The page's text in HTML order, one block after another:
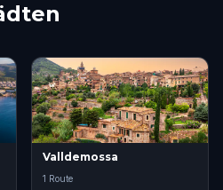
Valldemossa
1 Route